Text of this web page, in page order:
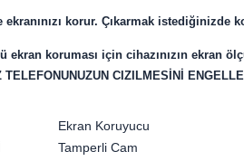
korur. Çıkarmak
ekran koruması için cihazınızın ekran
TELEFONUNUZUN CIZILMESİNİ
Ekran Koruyucu
Tamperli Cam